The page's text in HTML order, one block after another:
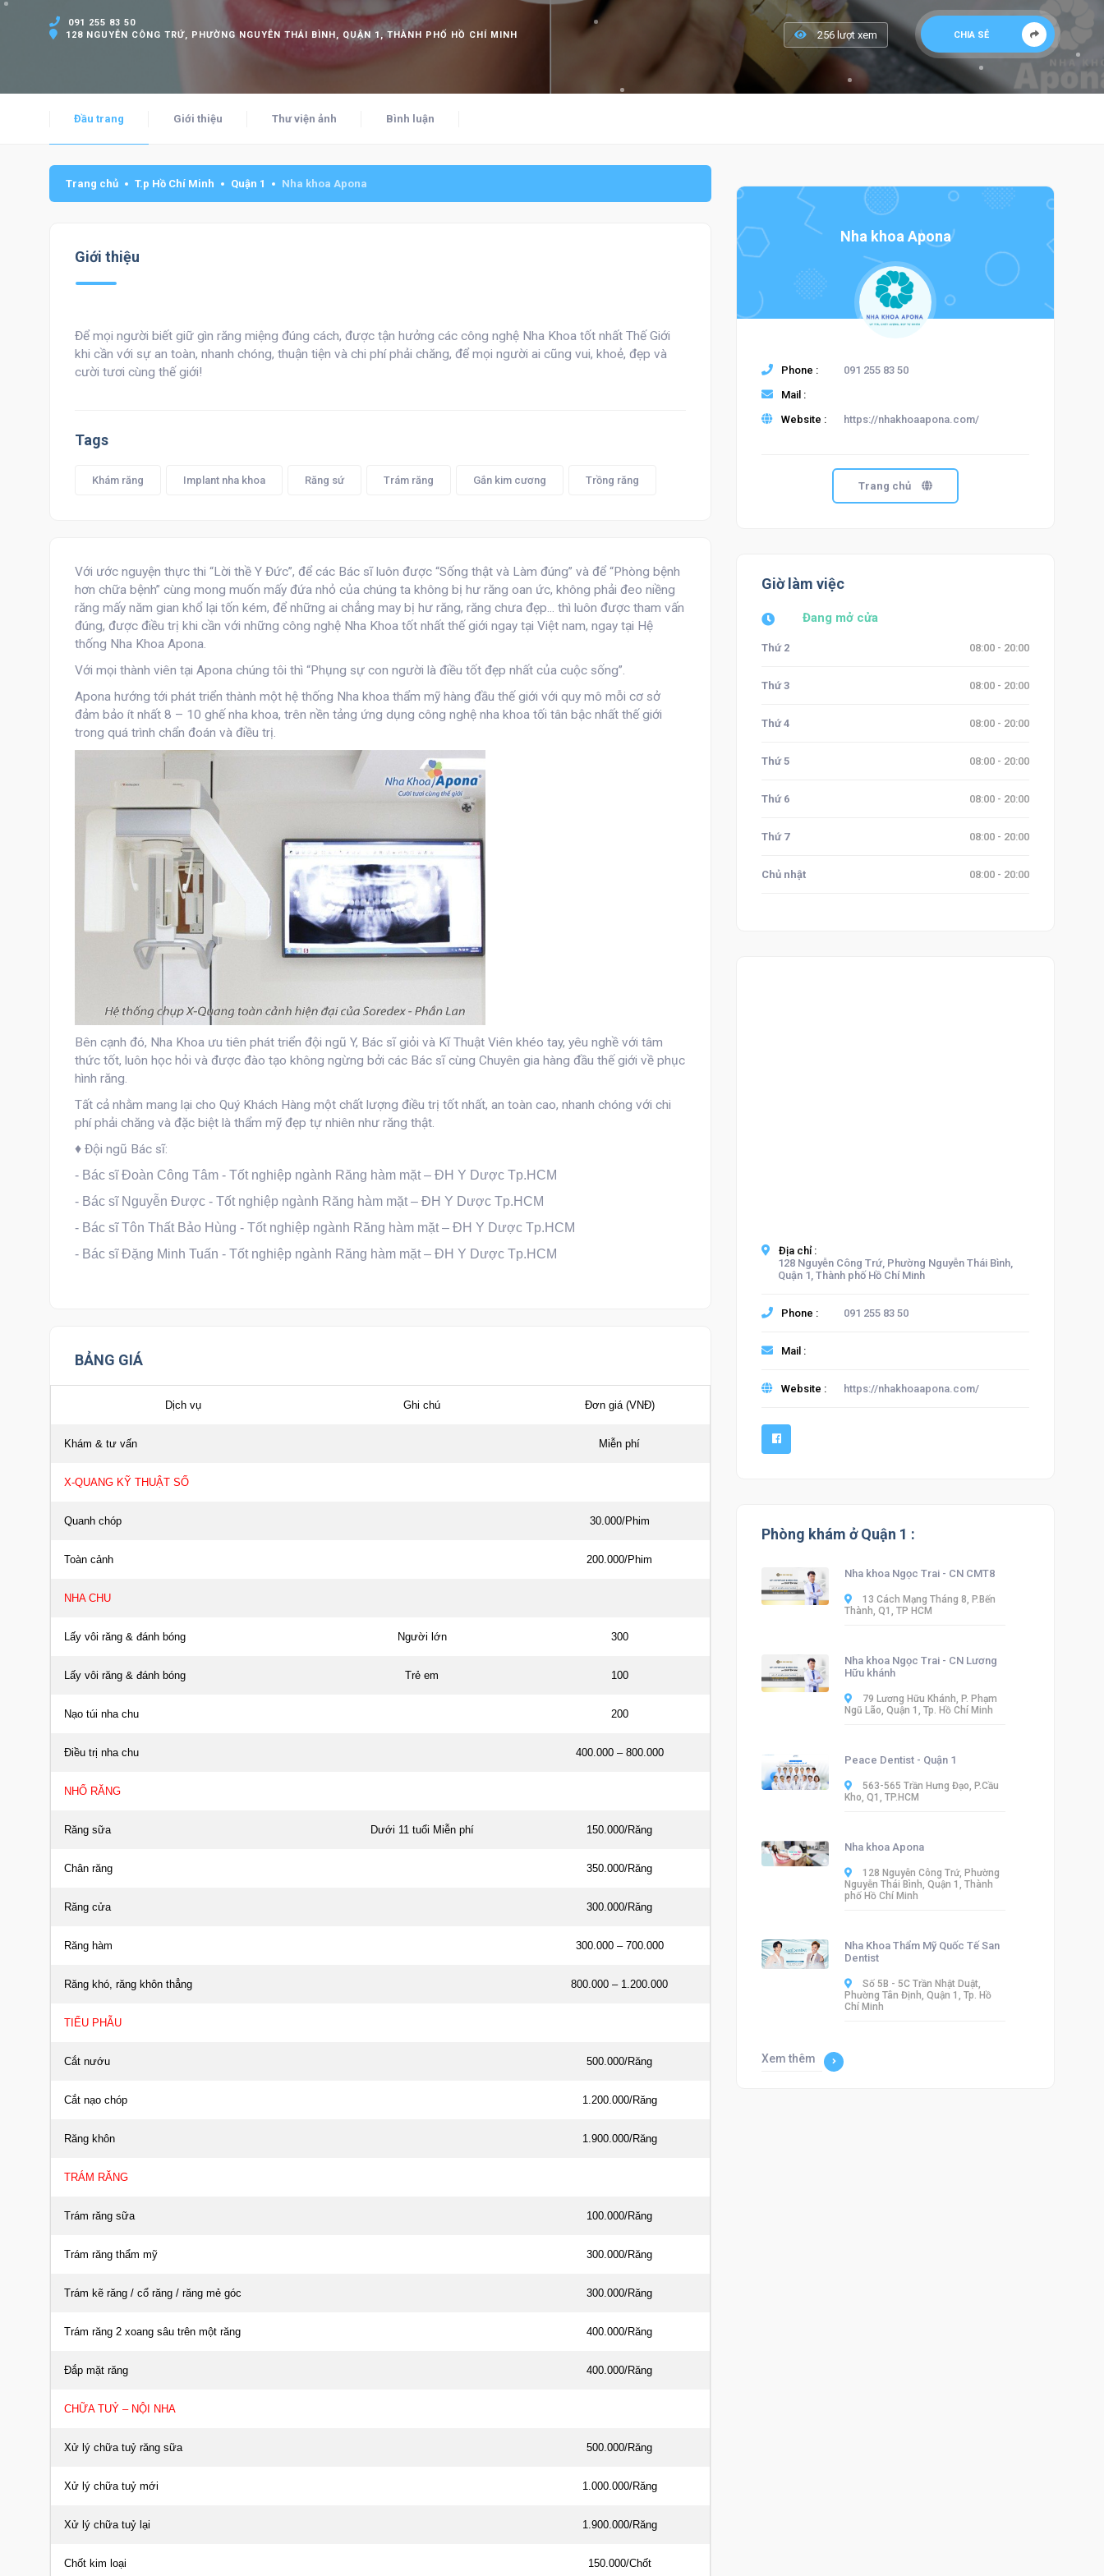
091 255 83 50
128 NGUYỄN CÔNG TRỨ, PHƯỜNG NGUYỄN THÁI BÌNH, QUẬN 1, THÀNH PHỐ HỒ CHÍ MINH
CHIA SẺ
256 lượt xem
Đầu trang Giới thiệu Thư viện ảnh Bình luận
Trang chủ T.p Hồ Chí Minh Quận 1 Nha khoa Apona
Giới thiệu
Để mọi người biết giữ gìn răng miệng đúng cách, được tận hưởng các công nghệ Nha Khoa tốt nhất Thế Giới
khi cần với sự an toàn, nhanh chóng, thuận tiện và chi phí phải chăng, để mọi người ai cũng vui, khoẻ, đẹp và
cười tươi cùng thế giới!
Tags
Khám răng Implant nha khoa Răng sứ Trám răng Gắn kim cương Trồng răng
Với ước nguyện thực thi “Lời thề Y Đức”, để các Bác sĩ luôn được “Sống thật và Làm đúng” và để “Phòng bệnh
hơn chữa bệnh” cùng mong muốn mấy đứa nhỏ của chúng ta không bị hư răng oan ức, không phải đeo niềng
răng mấy năm gian khổ lại tốn kém, để những ai chẳng may bị hư răng, răng chưa đẹp... thì luôn được tham vấn
đúng, được điều trị khi cần với những công nghệ Nha Khoa tốt nhất thế giới ngay tại Việt nam, ngay tại Hệ
thống Nha Khoa Apona.
Với mọi thành viên tại Apona chúng tôi thì “Phụng sự con người là điều tốt đẹp nhất của cuộc sống”.
Apona hướng tới phát triển thành một hệ thống Nha khoa thẩm mỹ hàng đầu thế giới với quy mô mỗi cơ sở
đảm bảo ít nhất 8 – 10 ghế nha khoa, trên nền tảng ứng dụng công nghệ nha khoa tối tân bậc nhất thế giới
trong quá trình chẩn đoán và điều trị.
Bên cạnh đó, Nha Khoa ưu tiên phát triển đội ngũ Y, Bác sĩ giỏi và Kĩ Thuật Viên khéo tay, yêu nghề với tâm
thức tốt, luôn học hỏi và được đào tạo không ngừng bởi các Bác sĩ cùng Chuyên gia hàng đầu thế giới về phục
hình răng.
Tất cả nhằm mang lại cho Quý Khách Hàng một chất lượng điều trị tốt nhất, an toàn cao, nhanh chóng với chi
phí phải chăng và đặc biệt là thẩm mỹ đẹp tự nhiên như răng thật.
♦ Đội ngũ Bác sĩ:
- Bác sĩĐoàn Công Tâm - Tốt nghiệp ngành Răng hàm mặt – ĐH Y Dược Tp.HCM
- Bác sĩ Nguyễn Được - Tốt nghiệp ngành Răng hàm mặt – ĐH Y Dược Tp.HCM
- Bác sĩTôn Thất Bảo Hùng - Tốt nghiệp ngành Răng hàm mặt – ĐH Y Dược Tp.HCM
- Bác sĩĐặng Minh Tuấn - Tốt nghiệp ngành Răng hàm mặt – ĐH Y Dược Tp.HCM
BẢNG GIÁ
Dịch vụ Ghi chú Đơn giá (VNĐ)
Khám & tư vấn Miễn phí
X-QUANG KỸ THUẬT SỐ
Quanh chóp 30.000/Phim
Toàn cảnh 200.000/Phim
NHA CHU
Lấy vôi răng & đánh bóng Người lớn 300
Lấy vôi răng & đánh bóng Trẻ em 100
Nạo túi nha chu 200
Điều trị nha chu 400.000 – 800.000
NHỔ RĂNG
Răng sữa Dưới 11 tuổi Miễn phí 150.000/Răng
Chân răng 350.000/Răng
Răng cửa 300.000/Răng
Răng hàm 300.000 – 700.000
Răng khó, răng khôn thẳng 800.000 – 1.200.000
TIỂU PHẪU
Cắt nướu 500.000/Răng
Cắt nạo chóp 1.200.000/Răng
Răng khôn 1.900.000/Răng
TRÁM RĂNG
Trám răng sữa 100.000/Răng
Trám răng thẩm mỹ 300.000/Răng
Trám kẽ răng / cổ răng / răng mẻ góc 300.000/Răng
Trám răng 2 xoang sâu trên một răng 400.000/Răng
Đắp mặt răng 400.000/Răng
CHỮA TUỶ – NỘI NHA
Xử lý chữa tuỷ răng sữa 500.000/Răng
Xử lý chữa tuỷ mới 1.000.000/Răng
Xử lý chữa tuỷ lại 1.900.000/Răng
Chốt kim loại 150.000/Chốt
Nha khoa Apona
Phone :
091 255 83 50
Mail :
Website :
https://nhakhoaapona.com/
Trang chủ
Giờ làm việc
Đang mở cửa
Thứ 2 08:00 - 20:00
Thứ 3 08:00 - 20:00
Thứ 4 08:00 - 20:00
Thứ 5 08:00 - 20:00
Thứ 6 08:00 - 20:00
Thứ 7 08:00 - 20:00
Chủ nhật 08:00 - 20:00
Địa chỉ :
128 Nguyễn Công Trứ, Phường Nguyễn Thái Bình,
Quận 1, Thành phố Hồ Chí Minh
Phone : 091 255 83 50
Mail :
Website : https://nhakhoaapona.com/
Phòng khám ở Quận 1 :
Nha khoa Ngọc Trai - CN CMT8
13 Cách Mạng Tháng 8, P.Bến
Thành, Q1, TP HCM
Nha khoa Ngọc Trai - CN Lương
Hữu khánh
79 Lương Hữu Khánh, P. Phạm
Ngũ Lão, Quận 1, Tp. Hồ Chí Minh
Peace Dentist - Quận 1
563-565 Trần Hưng Đạo, P.Cầu
Kho, Q1, TP.HCM
Nha khoa Apona
128 Nguyễn Công Trứ, Phường
Nguyễn Thái Bình, Quận 1, Thành
phố Hồ Chí Minh
Nha Khoa Thẩm Mỹ Quốc Tế San
Dentist
Số 5B - 5C Trần Nhật Duật,
Phường Tân Định, Quận 1, Tp. Hồ
Chí Minh
Xem thêm